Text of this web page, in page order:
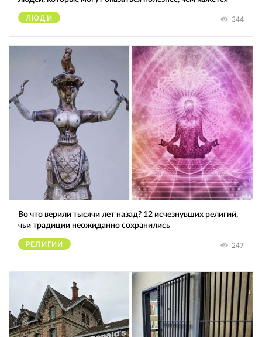
ЛЮДИ 344
Во что верили тысячи лет назад? 12 исчезнувших религий,
чьи традиции неожиданно сохранились
РЕЛИГИИ 247